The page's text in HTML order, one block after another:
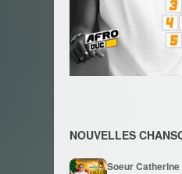
NOUVELLES
Soeur